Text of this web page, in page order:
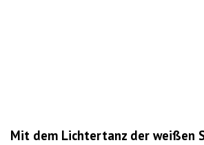
Mit dem Lichtertanz der weißen